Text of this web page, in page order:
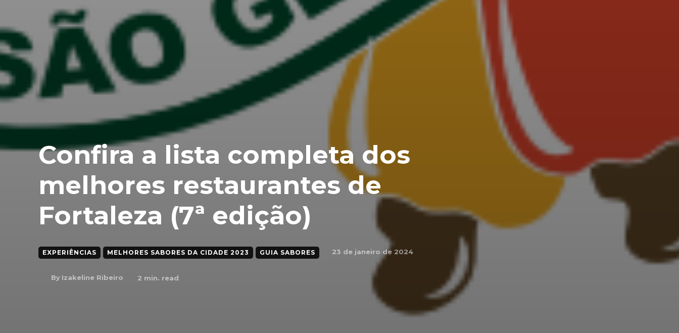
Confira a lista completa dos
melhores restaurantes de
Fortaleza (7ª edição)
EXPERIÊNCIAS MELHORES SABORES DA CIDADE 2023 GUIA SABORES 23 de janeiro de 2024
By Izakeline Ribeiro 2 min. read